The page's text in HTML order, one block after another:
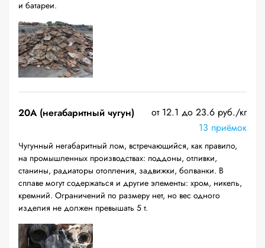
и батареи.
20A (негабаритный чугун)
от 12.1 до 23.6 руб./кг
13 приёмок
Чугунный негабаритный лом, встречающийся, как правило,
на промышленных производствах: поддоны, отливки,
станины, радиаторы отопления, задвижки, болванки. В
сплаве могут содержаться и другие элементы: хром, никель,
кремний. Ограничений по размеру нет, но вес одного
изделия не должен превышать 5 т.